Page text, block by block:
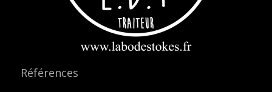
Références